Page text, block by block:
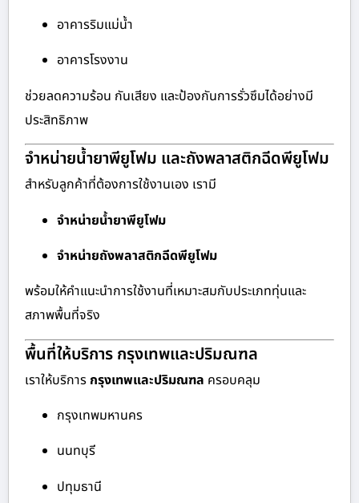
อาคารริมแม่น้ำ
อาคารโรงงาน
ช่วยลดความร้อน กันเสียง และป้องกันการรั่วซึมได้อย่างมี
ประสิทธิภาพ
จำหน่ายน้ำยาพียูโฟม และถังพลาสติกฉีดพียูโฟม
สำหรับลูกค้าที่ต้องการใช้งานเอง เรามี
จำหน่ายน้ำยาพียูโฟม
จำหน่ายถังพลาสติกฉีดพียูโฟม
พร้อมให้คำแนะนำการใช้งานที่เหมาะสมกับประเภททุ่นและ
สภาพพื้นที่จริง
พื้นที่ให้บริการ กรุงเทพและปริมณฑล
เราให้บริการ กรุงเทพและปริมณฑล ครอบคลุม
กรุงเทพมหานคร
นนทบุรี
ปทุมธานี